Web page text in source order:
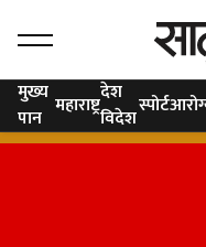
मुख्य
पान महाराष्ट्रदेश
विदेशस्पोर्ट